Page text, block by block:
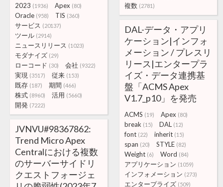
複数 (2781)
2023 (1936) Apex (80)
Oracle (958) TIS (360)
サービス (20137)
ツール (2914)
ニュースリリース (1023)
モダナイズ (29)
ローコード (30) 会社 (9322)
実現 (3517) 従来 (153)
既存 (187) 期間 (466)
株式 (8960) 活用 (5660)
開発 (7222)
DAL-データ・アプリ
ケーション|インフォ
メーション / プレスリ
リース|エンタープラ
イズ・データ連携基
盤「ACMS Apex
V1.7_p10」を発売
ACMS (19) Apex (80)
break (15) DAL (12)
font (22) inherit (15)
span (20) STYLE (82)
Weight (6) Word (84)
アプリケーション (1059)
インフォメーション (273)
エンタープライズ (509)
JVNVU#98367862:
Trend Micro Apex
Centralにおける複数
のサーバーサイドリ
クエストフォージェ